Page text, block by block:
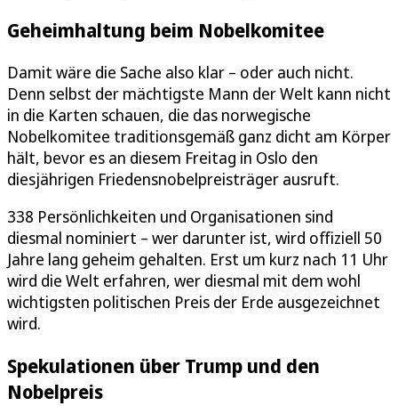
Geheimhaltung beim Nobelkomitee
Damit wäre die Sache also klar – oder auch nicht.
Denn selbst der mächtigste Mann der Welt kann nicht
in die Karten schauen, die das norwegische
Nobelkomitee traditionsgemäß ganz dicht am Körper
hält, bevor es an diesem Freitag in Oslo den
diesjährigen Friedensnobelpreisträger ausruft.
338 Persönlichkeiten und Organisationen sind
diesmal nominiert – wer darunter ist, wird offiziell 50
Jahre lang geheim gehalten. Erst um kurz nach 11 Uhr
wird die Welt erfahren, wer diesmal mit dem wohl
wichtigsten politischen Preis der Erde ausgezeichnet
wird.
Spekulationen über Trump und den
Nobelpreis